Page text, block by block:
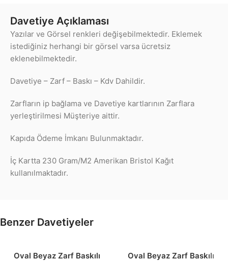
Davetiye Açıklaması
Yazılar ve Görsel renkleri değişebilmektedir. Eklemek
istediğiniz herhangi bir görsel varsa ücretsiz
eklenebilmektedir.
Davetiye – Zarf – Baskı – Kdv Dahildir.
Zarfların ip bağlama ve Davetiye kartlarının Zarflara
yerleştirilmesi Müşteriye aittir.
Kapıda Ödeme İmkanı Bulunmaktadır.
İç Kartta 230 Gram/M2 Amerikan Bristol Kağıt
kullanılmaktadır.
Benzer Davetiyeler
Oval Beyaz Zarf Baskılı
Oval Beyaz Zarf Baskılı